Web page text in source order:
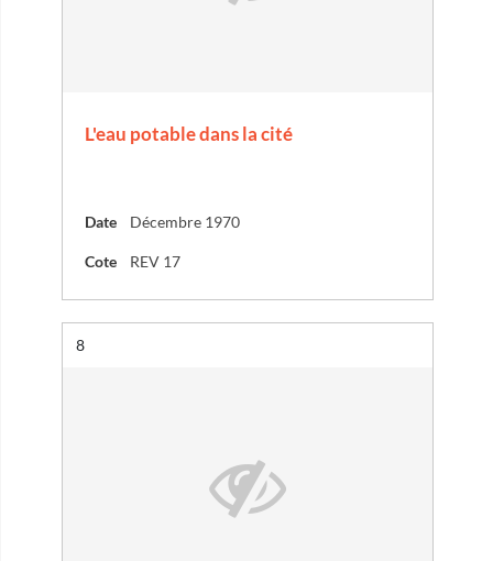
L'eau potable dans la cité
Date Décembre 1970
Cote REV 17
Résultat n°
8